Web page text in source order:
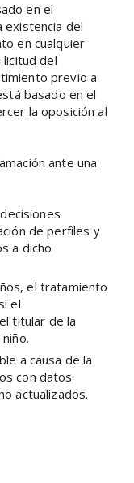
en el
existencia del
en cualquier
del
previo a
basado en el
la oposición al
ante una
de perfiles y
a dicho
el tratamiento
el
titular de la
a causa de la
con datos
actualizados.